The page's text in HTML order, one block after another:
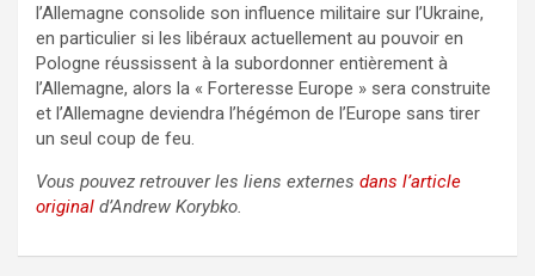
l’Allemagne consolide son influence militaire sur l’Ukraine,
en particulier si les libéraux actuellement au pouvoir en
Pologne réussissent à la subordonner entièrement à
l’Allemagne, alors la « Forteresse Europe » sera construite
et l’Allemagne deviendra l’hégémon de l’Europe sans tirer
un seul coup de feu.
Vous pouvez retrouver les liens externes dans l’article
original d’Andrew Korybko.